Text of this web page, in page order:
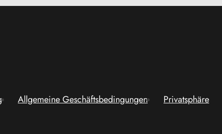
Allgemeine Geschäftsbedingungen Privatsphäre